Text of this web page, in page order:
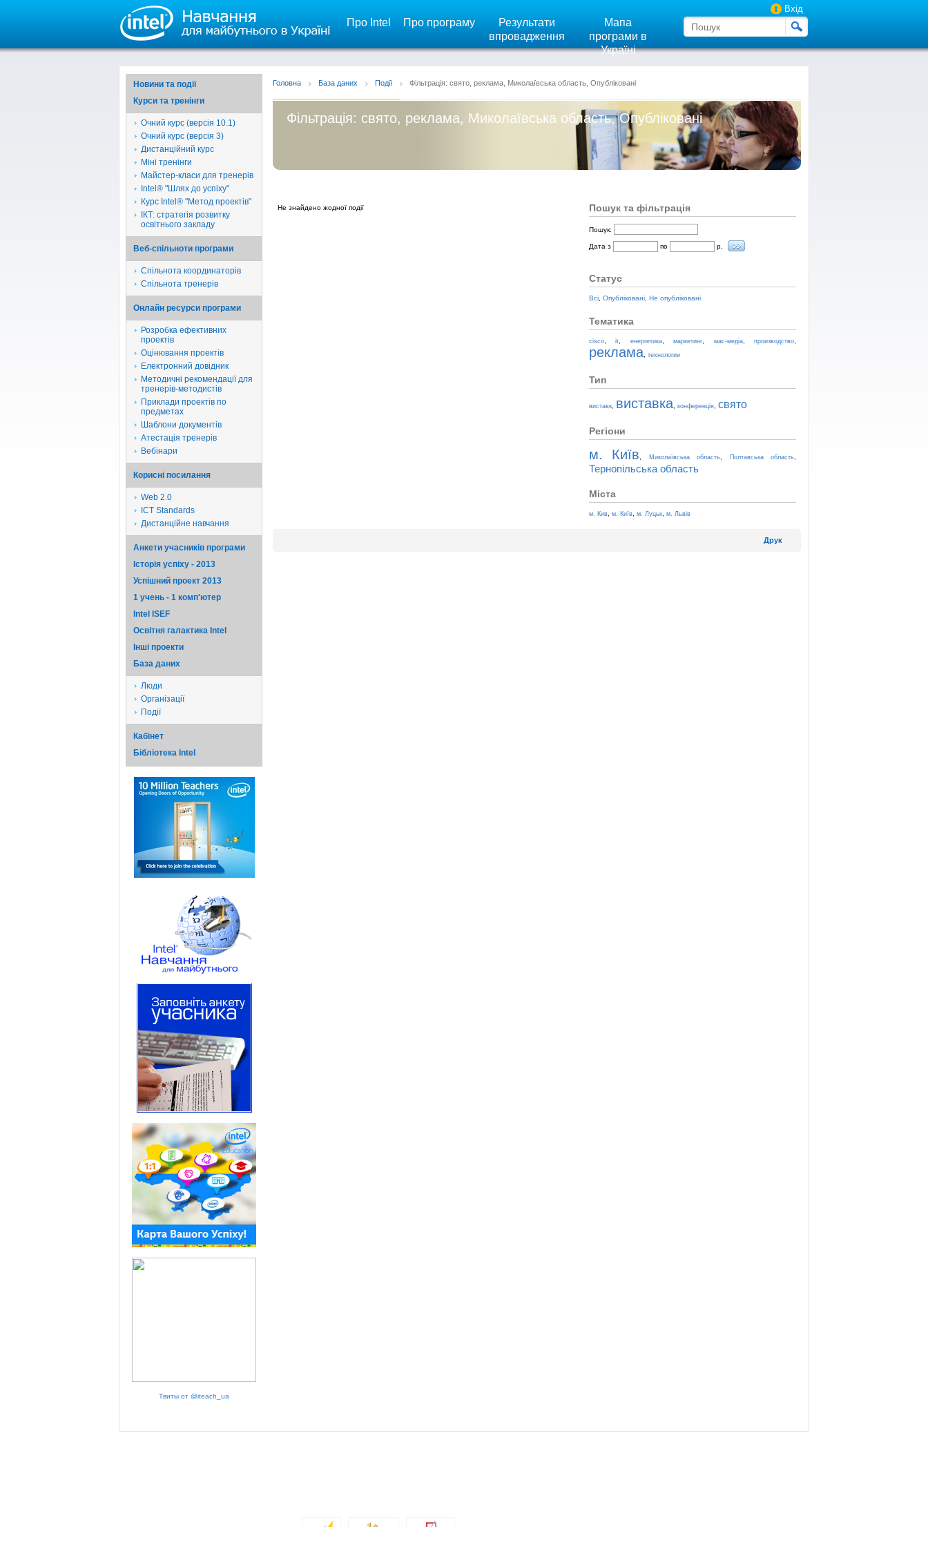
Вхід
Про Intel Про програму
Результати
впровадження
Мапа
програми в
Україні
Новини та події
Курси та тренінги
Очний курс (версія 10.1)
Очний курс (версія 3)
Дистанційний курс
Міні тренінги
Майстер-класи для тренерів
Intel® "Шлях до успіху"
Курс Intel® "Метод проектів"
ІКТ: стратегія розвитку
освітнього закладу
Веб-спільноти програми
Спільнота координаторів
Спільнота тренерів
Онлайн ресурси програми
Розробка ефективних
проектів
Оцінювання проектів
Електронний довідник
Методичні рекомендації для
тренерів-методистів
Приклади проектів по
предметах
Шаблони документів
Атестація тренерів
Вебінари
Корисні посилання
Web 2.0
ICT Standards
Дистанційне навчання
Анкети учасників програми
Історія успіху - 2013
Успішний проект 2013
1 учень - 1 комп'ютер
Intel ISEF
Освітня галактика Intel
Iншi проекти
База даних
Люди
Організації
Події
Кабінет
Бібліотека Intel
Твиты от @iteach_ua
Головна База даних Події Фільтрація: свято, реклама, Миколаївська область, Опубліковані
Фільтрація: свято, реклама, Миколаївська область, Опубліковані
Не знайдено жодної події Пошук та фільтрація
Пошук:
Дата з по р.
Статус
Всі Опубліковані Не опубліковані
Тематика
cisco ,it енергетика,маркетинг мас-медіа,производство
реклама технологии
Тип
виставк виставка конференція свято
Регіони
м. Київ Миколаївська область Полтавська область
Тернопільська область
Міста
м. Кив м. Київ м. Луцьк м. Львів
Друк